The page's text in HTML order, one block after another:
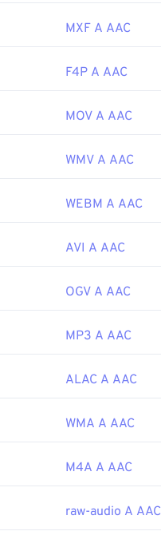
MXF A AAC
F4P A AAC
MOV A AAC
WMV A AAC
WEBM A AAC
AVI A AAC
OGV A AAC
MP3 A AAC
ALAC A AAC
WMA A AAC
M4A A AAC
raw-audio A AAC